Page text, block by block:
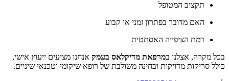
תקציב המטופל
האם מדובר בפתרון זמני או קבוע
רמת הציפייה האסתטית
בכל מקרה, אצלנו במרפאת מדיקלאס בעמק אנחנו מציעים ייעוץ אישי,
כולל סריקות מדויקות ובחינה משולבת של רופא שיקומי וטכנאי שיניים.